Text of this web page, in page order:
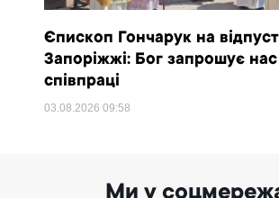
Єпископ Гончарук на
Запоріжжі: Бог запрошує
співпраці
03.08.202609:58